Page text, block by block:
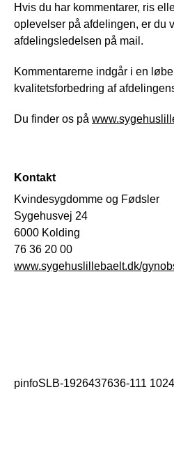
Hvis du har kommentarer, ris
oplevelser på afdelingen, er du
afdelingsledelsen på mail.
Kommentarerne indgår i en
kvalitetsforbedring af
Du finder os på
Kontakt
Kvindesygdomme og Fødsler
Sygehusvej 24
6000 Kolding
76 36 20 00
www.sygehuslillebaelt.dk/
pinfoSLB-1926437636-111